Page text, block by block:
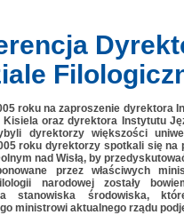
roku na zaproszenie dyrektora
Kisiela oraz dyrektora Instytutu
dyrektorzy większości
roku dyrektorzy spotkali się
nad Wisłą, by
przez właściwych
narodowej zostały
stanowiska środowiska,
go ministrowi aktualnego rządu